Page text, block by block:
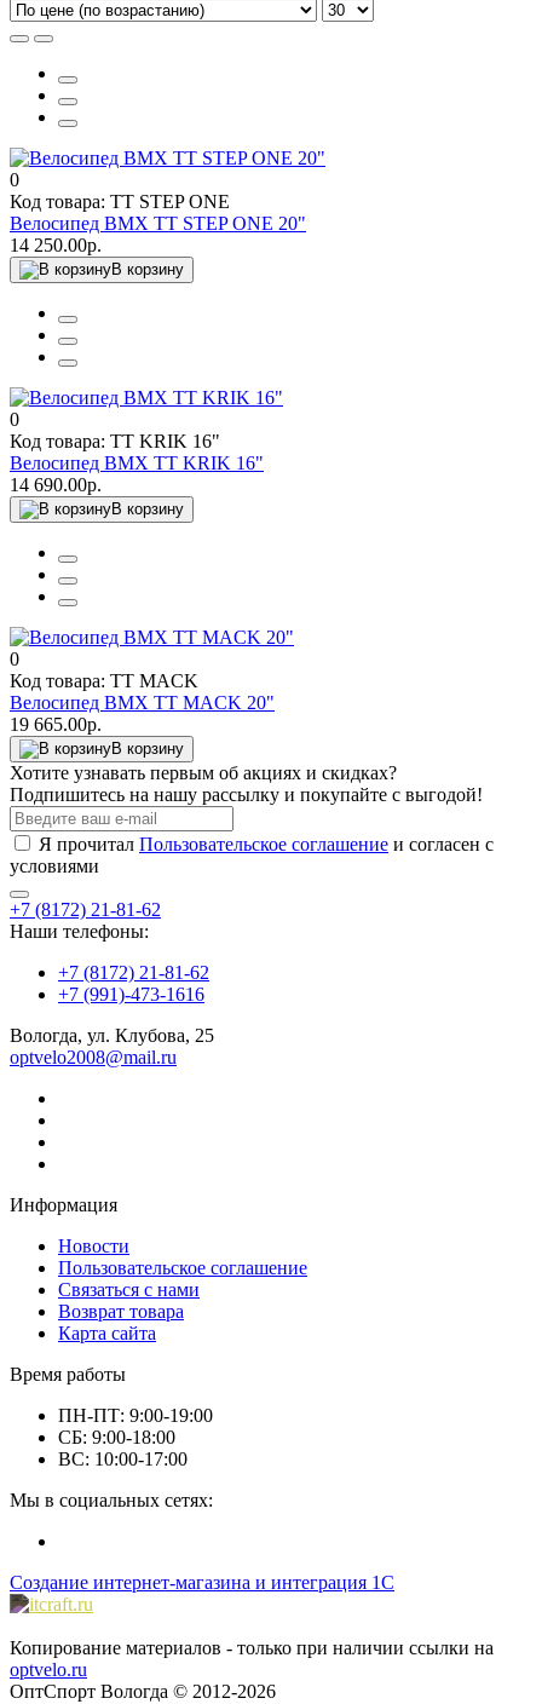
0
Код товара: TT STEP ONE
Велосипед BМХ TT STEP ONE 20"
14 250.00р.
В корзину
0
Код товара: TT KRIK 16"
Велосипед BMX TT KRIK 16"
14 690.00р.
В корзину
0
Код товара: TT MACK
Велосипед BМХ TT MACK 20"
19 665.00р.
В корзину
Хотите узнавать первым об акциях и скидках?
Подпишитесь на нашу рассылку и покупайте с выгодой!
Я прочитал Пользовательское соглашение и согласен с
условиями
+7 (8172) 21-81-62
Наши телефоны:
+7 (8172) 21-81-62
+7 (991)-473-1616
Вологда, ул. Клубова, 25
optvelo2008@mail.ru
Информация
Новости
Пользовательское соглашение
Связаться с нами
Возврат товара
Карта сайта
Время работы
ПН-ПТ: 9:00-19:00
СБ: 9:00-18:00
ВС: 10:00-17:00
Мы в социальных сетях:
Создание интернет-магазина и интеграция 1С
Копирование материалов - только при наличии ссылки на
optvelo.ru
ОптСпорт Вологда © 2012-2026